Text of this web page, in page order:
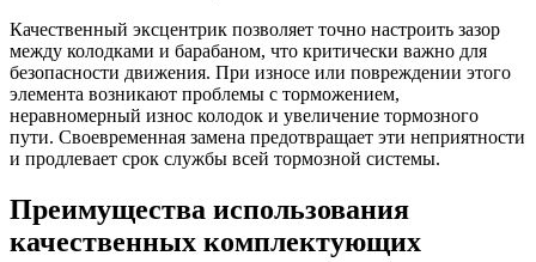
Качественный эксцентрик позволяет точно настроить зазор
между колодками и барабаном, что критически важно для
безопасности движения. При износе или повреждении этого
элемента возникают проблемы с торможением,
неравномерный износ колодок и увеличение тормозного
пути. Своевременная замена предотвращает эти неприятности
и продлевает срок службы всей тормозной системы.
Преимущества использования
качественных комплектующих